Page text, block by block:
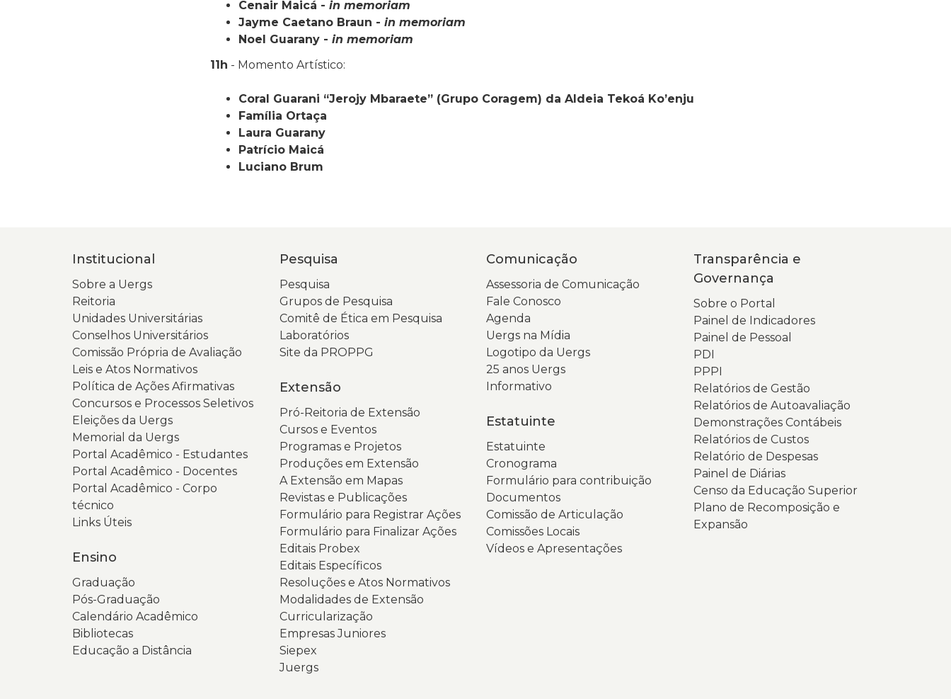
Cenair Maicá - in memoriam
Jayme Caetano Braun - in memoriam
Noel Guarany - in memoriam
11h - Momento Artístico:
Coral Guarani “Jerojy Mbaraete” (Grupo Coragem) da Aldeia Tekoá Ko’enju
Família Ortaça
Laura Guarany
Patrício Maicá
Luciano Brum
Institucional
Sobre a Uergs
Reitoria
Unidades Universitárias
Conselhos Universitários
Comissão Própria de Avaliação
Leis e Atos Normativos
Política de Ações Afirmativas
Concursos e Processos Seletivos
Eleições da Uergs
Memorial da Uergs
Portal Acadêmico - Estudantes
Portal Acadêmico - Docentes
Portal Acadêmico - Corpo
técnico
Links Úteis
Ensino
Graduação
Pós-Graduação
Calendário Acadêmico
Bibliotecas
Educação a Distância
Pesquisa
Pesquisa
Grupos de Pesquisa
Comitê de Ética em Pesquisa
Laboratórios
Site da PROPPG
Extensão
Pró-Reitoria de Extensão
Cursos e Eventos
Programas e Projetos
Produções em Extensão
A Extensão em Mapas
Revistas e Publicações
Formulário para Registrar Ações
Formulário para Finalizar Ações
Editais Probex
Editais Específicos
Resoluções e Atos Normativos
Modalidades de Extensão
Curricularização
Empresas Juniores
Siepex
Juergs
Comunicação
Assessoria de Comunicação
Fale Conosco
Agenda
Uergs na Mídia
Logotipo da Uergs
25 anos Uergs
Informativo
Estatuinte
Estatuinte
Cronograma
Formulário para contribuição
Documentos
Comissão de Articulação
Comissões Locais
Vídeos e Apresentações
Transparência e
Governança
Sobre o Portal
Painel de Indicadores
Painel de Pessoal
PDI
PPPI
Relatórios de Gestão
Relatórios de Autoavaliação
Demonstrações Contábeis
Relatórios de Custos
Relatório de Despesas
Painel de Diárias
Censo da Educação Superior
Plano de Recomposição e
Expansão